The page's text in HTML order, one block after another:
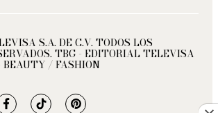
S.A. DE C.V. TODOS LOS
TBG - EDITORIAL TELEVISA
/ FASHION